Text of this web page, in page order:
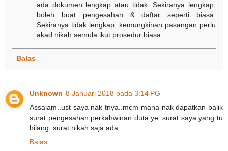
ada dokumen lengkap atau tidak. Sekiranya lengkap,
boleh buat pengesahan & daftar seperti biasa.
Sekiranya tidak lengkap, kemungkinan pasangan perlu
akad nikah semula ikut prosedur biasa.
Balas
Unknown 8 Januari 2018 pada 3:14 PG
Assalam..ust saya nak tnya..mcm mana nak dapatkan balik
surat pengesahan perkahwinan duta ye..surat saya yang tu
hilang..surat nikah saja ada
Balas